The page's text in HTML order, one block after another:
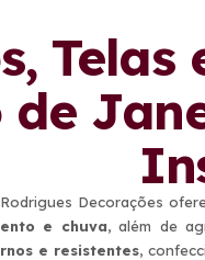
de
Decorações
e chuva, além de
e resistentes,